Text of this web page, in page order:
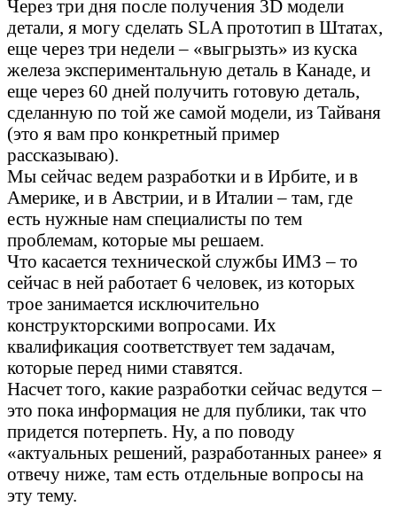
Через три дня после получения 3D модели
детали, я могу сделать SLA прототип в Штатах,
еще через три недели – «выгрызть» из куска
железа экспериментальную деталь в Канаде, и
еще через 60 дней получить готовую деталь,
сделанную по той же самой модели, из Тайваня
(это я вам про конкретный пример
рассказываю).
Мы сейчас ведем разработки и в Ирбите, и в
Америке, и в Австрии, и в Италии – там, где
есть нужные нам специалисты по тем
проблемам, которые мы решаем.
Что касается технической службы ИМЗ – то
сейчас в ней работает 6 человек, из которых
трое занимается исключительно
конструкторскими вопросами. Их
квалификация соответствует тем задачам,
которые перед ними ставятся.
Насчет того, какие разработки сейчас ведутся –
это пока информация не для публики, так что
придется потерпеть. Ну, а по поводу
«актуальных решений, разработанных ранее» я
отвечу ниже, там есть отдельные вопросы на
эту тему.